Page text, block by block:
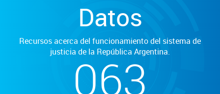
Datos
Recursos acerca del funcionamiento del sistema de
justicia de la República Argentina.
063